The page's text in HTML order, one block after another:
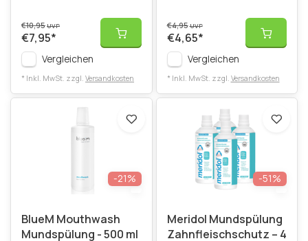
€10,95UVP
€7,95*
Vergleichen
* Inkl. MwSt. zzgl. Versandkosten
€4,95UVP
€4,65*
Vergleichen
* Inkl. MwSt. zzgl. Versandkosten
-21%
BlueM Mouthwash
Mundspülung - 500 ml
-51%
Meridol Mundspülung
Zahnfleischschutz – 4